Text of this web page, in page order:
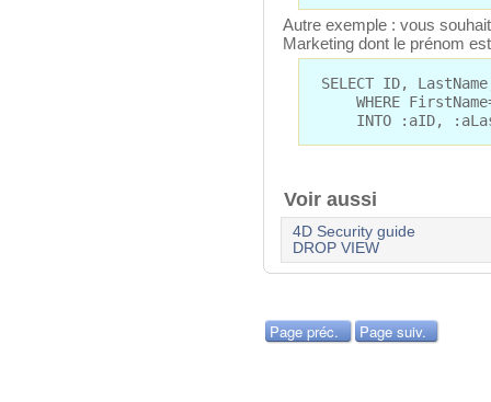
Autre exemple : vous
Marketing dont le prénom
SELECT ID,
WHERE
INTO :aID,
Voir aussi
4D Security guide
DROP VIEW
Page préc. Page suiv.